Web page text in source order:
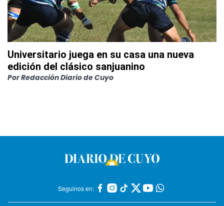
Universitario juega en su casa una nueva
edición del clásico sanjuanino
PorRedacción Diario de Cuyo
Seguinos en: